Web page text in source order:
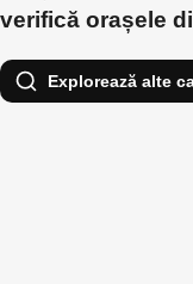
verifică orașele
Explorează alte